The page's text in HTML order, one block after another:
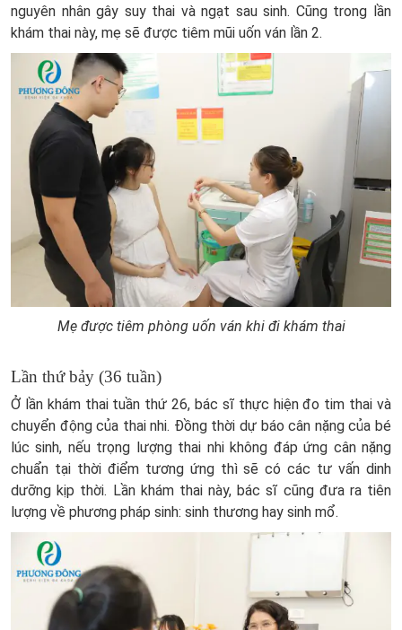
nguyên nhân gây suy thai và ngạt sau sinh. Cũng trong lần
khám thai này, mẹ sẽ được tiêm mũi uốn ván lần 2.
Mẹ được tiêm phòng uốn ván khi đi khám thai
Lần thứ bảy (36 tuần)
Ở lần khám thai tuần thứ 26, bác sĩ thực hiện đo tim thai và
chuyển động của thai nhi. Đồng thời dự báo cân nặng của bé
lúc sinh, nếu trọng lượng thai nhi không đáp ứng cân nặng
chuẩn tại thời điểm tương ứng thì sẽ có các tư vấn dinh
dưỡng kịp thời. Lần khám thai này, bác sĩ cũng đưa ra tiên
lượng về phương pháp sinh: sinh thương hay sinh mổ.